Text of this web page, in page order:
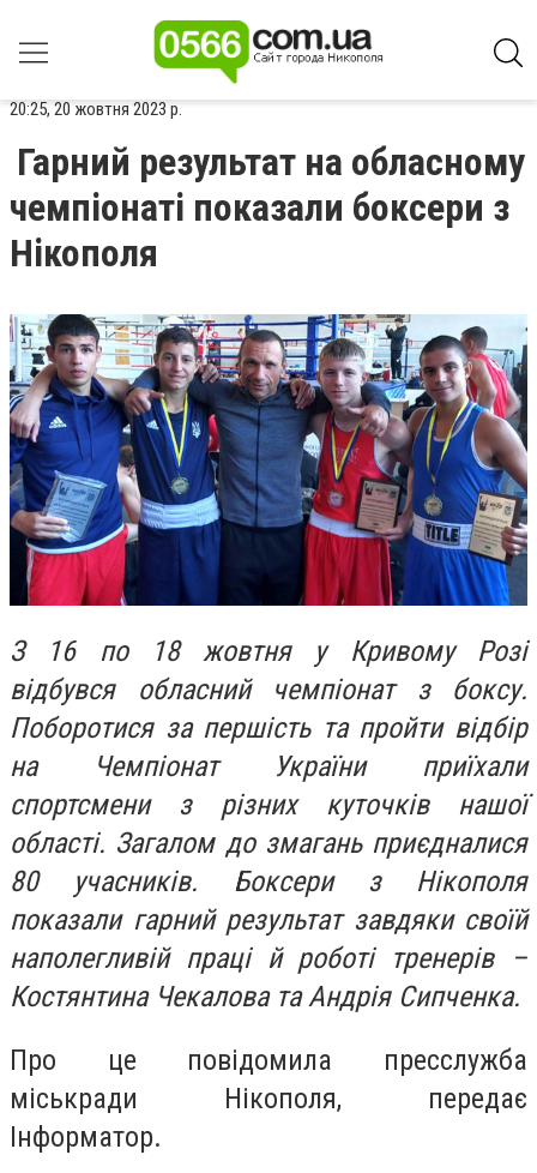
20:25, 20 жовтня 2023 р.
Гарний результат на обласному
чемпіонаті показали боксери з
Нікополя
З 16 по 18 жовтня у Кривому Розі
відбувся обласний чемпіонат з боксу.
Поборотися за першість та пройти відбір
на Чемпіонат України приїхали
спортсмени з різних куточків нашої
області. Загалом до змагань приєдналися
80 учасників. Боксери з Нікополя
показали гарний результат завдяки своїй
наполегливій праці й роботі тренерів –
Костянтина Чекалова та Андрія Сипченка.
Про це повідомила пресслужба
міськради Нікополя, передає
Інформатор.